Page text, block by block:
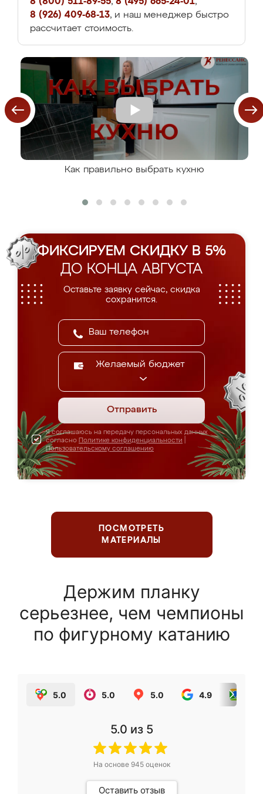
8 (926) 409-68-13, и наш менеджер быстро
рассчитает стоимость.
Как правильно выбрать кухню
ФИКСИРУЕМ СКИДКУ В 5%
ДО КОНЦА АВГУСТА
Оставьте заявку сейчас, скидка
сохранится.
Желаемый бюджет
Отправить
Я соглашаюсь на передачу персональных данных
согласно Политике конфиденциальности
Пользовательскому соглашению
ПОСМОТРЕТЬ
МАТЕРИАЛЫ
Держим планку
серьезнее, чем чемпионы
по фигурному катанию
5.0 5.0 5.0 4.9
5.0 из 5
На основе 945оценок
Оставить отзыв